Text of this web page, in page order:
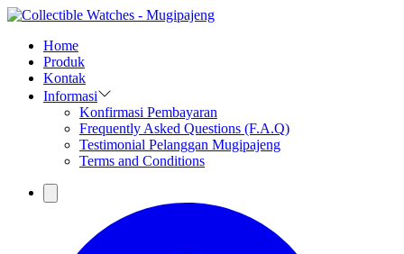
Home
Produk
Kontak
Informasi
Konfirmasi Pembayaran
Frequently Asked Questions (F.A.Q)
Testimonial Pelanggan Mugipajeng
Terms and Conditions